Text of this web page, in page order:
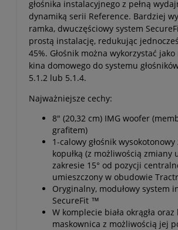
głośnika instalacyjnego z pełną
dynamiką serii Reference. Bardziej
ramka, dwuczęściowy system
prostą instalację, redukując
45%. Głośnik można wykorzystać
kina domowego do systemu
5.1.2 lub 5.1.4.
Najważniejsze cechy:
8" (20,32 cm) IMG woofer
grafitem)
1-calowy głośnik
kopułką (z możliwością zmiany
zakresie 15° od pozycji
umieszczony w obudowie
Oryginalny, modułowy system
SecureFit ™
W komplecie biała okrągła
maskownica z możliwością jej